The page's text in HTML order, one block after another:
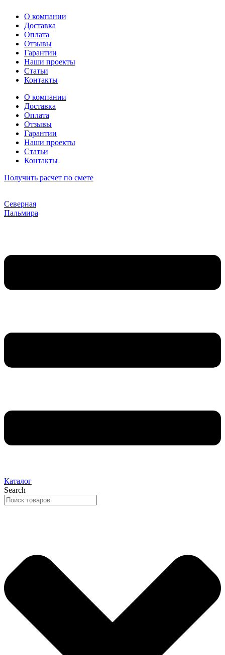
содержимому
О компании
Доставка
Оплата
Отзывы
Гарантии
Наши проекты
Статьи
Контакты
О компании
Доставка
Оплата
Отзывы
Гарантии
Наши проекты
Статьи
Контакты
Получить расчет по смете
Северная
Пальмира
Каталог
Search